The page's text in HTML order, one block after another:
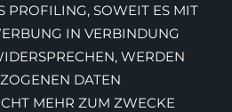
PROFILING, SOWEIT ES MIT
IN VERBINDUNG
WERDEN
DATEN
MEHR ZUM ZWECKE